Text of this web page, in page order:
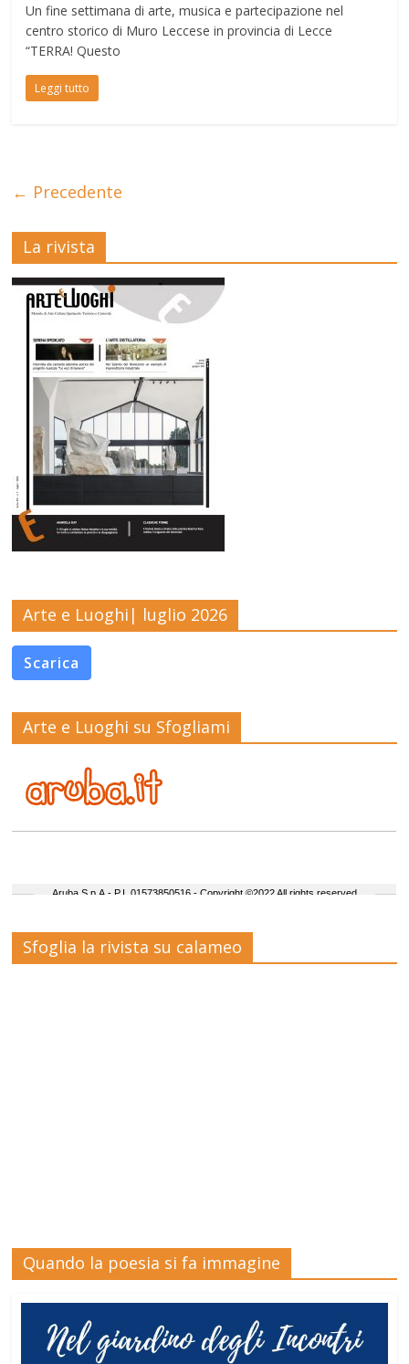
Un fine settimana di arte, musica e partecipazione nel
centro storico di Muro Leccese in provincia di Lecce
“TERRA! Questo
Leggi tutto
← Precedente
La rivista
Arte e Luoghi| luglio 2026
Scarica
Arte e Luoghi su Sfogliami
Sfoglia la rivista su calameo
Quando la poesia si fa immagine